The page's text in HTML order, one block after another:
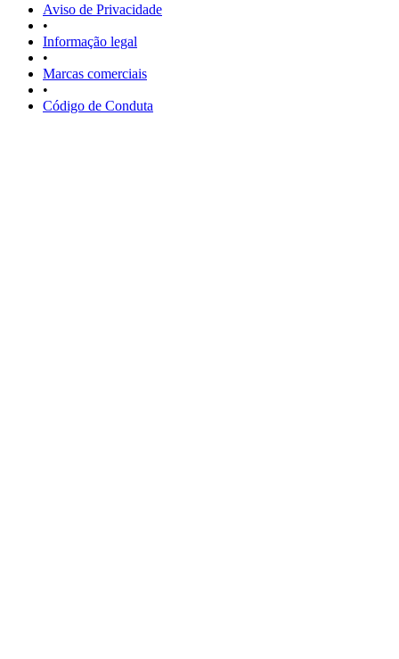
Aviso de Privacidade
•
Informação legal
•
Marcas comerciais
•
Código de Conduta